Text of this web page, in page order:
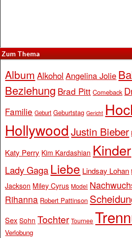
Zum Thema
Album Alkohol Angelina Jolie
Beziehung Brad Pitt Comeback
Familie Geburt Geburtstag Gericht
Hollywood Justin Bieber
Katy Perry Kim Kardashian Kinder
Lady Gaga Liebe Lindsay Lohan
Jackson Miley Cyrus Model
Rihanna Robert Pattinson
Sex Sohn Tochter Tournee
Verlobung